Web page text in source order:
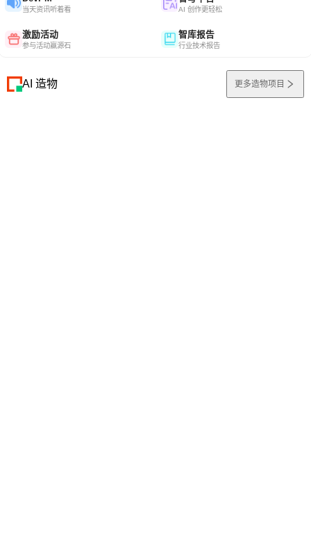
当天资讯听着看 AI 创作更轻松
激励活动
参与活动赢源石
智库报告
行业技术报告
AI 造物 更多造物项目